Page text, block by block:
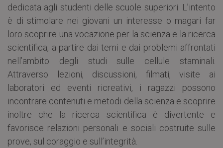
dedicata agli studenti delle scuole superiori. L’intento
è di stimolare nei giovani un interesse o magari far
loro scoprire una vocazione per la scienza e la ricerca
scientifica, a partire dai temi e dai problemi affrontati
nell’ambito degli studi sulle cellule staminali.
Attraverso lezioni, discussioni, filmati, visite ai
laboratori ed eventi ricreativi, i ragazzi possono
incontrare contenuti e metodi della scienza e scoprire
inoltre che la ricerca scientifica è divertente e
favorisce relazioni personali e sociali costruite sulle
prove, sul coraggio e sull’integrità.